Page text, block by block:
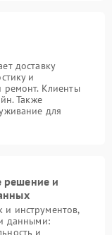
доставку
и
ремонт. Клиенты
Также
для
решение и
инструментов,
данными:
и